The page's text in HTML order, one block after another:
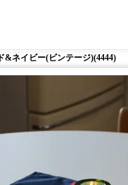
&ネイビー(ビンテージ)(4444)